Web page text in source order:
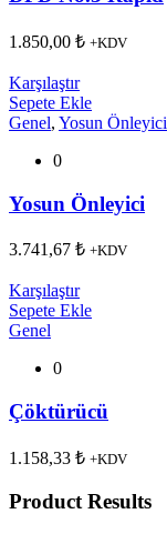
1.850,00 ₺ +KDV
Karşılaştır
Sepete Ekle
Genel, Yosun Önleyici
0
Yosun Önleyici
3.741,67 ₺ +KDV
Karşılaştır
Sepete Ekle
Genel
0
Çöktürücü
1.158,33 ₺ +KDV
Product Results